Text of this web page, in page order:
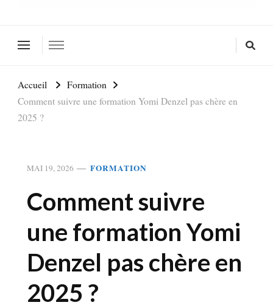
Accueil
Formation
Comment suivre une formation Yomi Denzel pas chère en
2025 ?
MAI 19, 2026 FORMATION
Comment suivre
une formation Yomi
Denzel pas chère en
2025 ?